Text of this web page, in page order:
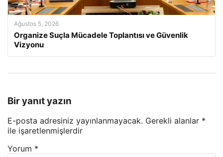
Ağustos 5, 2026
Organize Suçla Mücadele Toplantısı ve Güvenlik
Vizyonu
Bir yanıt yazın
E-posta adresiniz yayınlanmayacak. Gerekli alanlar *
ile işaretlenmişlerdir
Yorum *